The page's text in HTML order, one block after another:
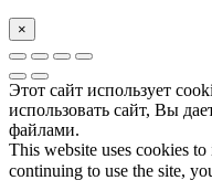
×
Этот сайт использует
использовать сайт, Вы
файлами.
This website uses cookies
continuing to use the site,